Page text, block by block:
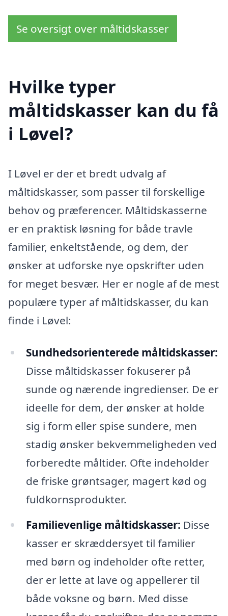
Se oversigt over måltidskasser
Hvilke typer
måltidskasser kan du få
i Løvel?
I Løvel er der et bredt udvalg af
måltidskasser, som passer til forskellige
behov og præferencer. Måltidskasserne
er en praktisk løsning for både travle
familier, enkeltstående, og dem, der
ønsker at udforske nye opskrifter uden
for meget besvær. Her er nogle af de mest
populære typer af måltidskasser, du kan
finde i Løvel:
Sundhedsorienterede måltidskasser:
Disse måltidskasser fokuserer på
sunde og nærende ingredienser. De er
ideelle for dem, der ønsker at holde
sig i form eller spise sundere, men
stadig ønsker bekvemmeligheden ved
forberedte måltider. Ofte indeholder
de friske grøntsager, magert kød og
fuldkornsprodukter.
Familievenlige måltidskasser: Disse
kasser er skræddersyet til familier
med børn og indeholder ofte retter,
der er lette at lave og appellerer til
både voksne og børn. Med disse